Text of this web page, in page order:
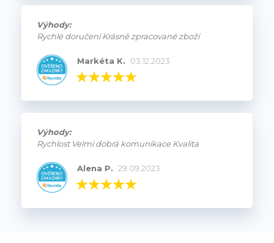
Výhody:
Rychlé doručení Krásně zpracované zboží
Markéta K. 03.12.2023
Výhody:
Rychlost Velmi dobrá komunikace Kvalita
Alena P. 29.09.2023